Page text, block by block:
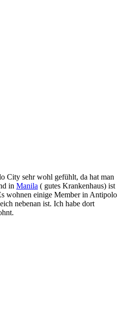
City sehr wohl gefühlt, da hat man
in Manila ( gutes Krankenhaus) ist
wohnen einige Member in Antipolo
nebenan ist. Ich habe dort